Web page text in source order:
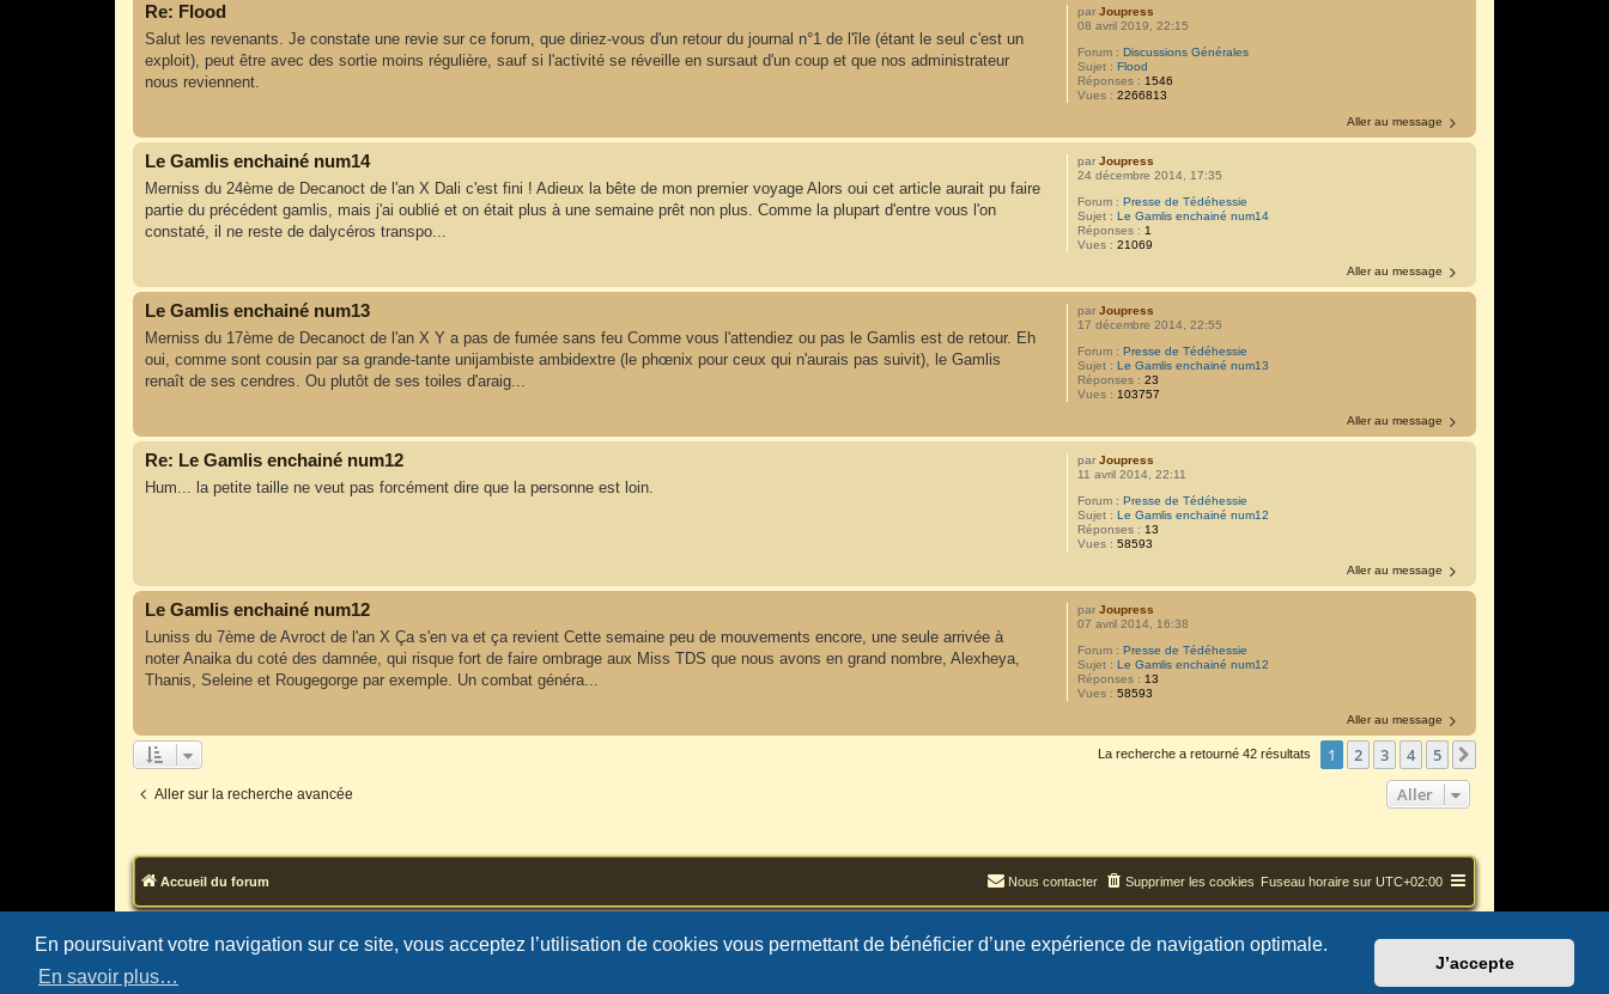
En poursuivant votre navigation sur ce site, vous acceptez l’utilisation de cookies vous permettant de bénéficier d’une expérience de navigation optimale.
En savoir plus…
J’accepte
parJoupress
08 avril 2019, 22:15
Forum :Discussions Générales
Sujet :Flood
Réponses : 1546
Vues :2266813
Re: Flood
Salut les revenants. Je constate une revie sur ce forum, que diriez-vous d'un retour du journal n°1 de l'île (étant le seul c'est un
exploit), peut être avec des sortie moins régulière, sauf si l'activité se réveille en sursaut d'un coup et que nos administrateur
nous reviennent.
Aller au message
parJoupress
24 décembre 2014, 17:35
Forum :Presse de Tédéhessie
Sujet :Le Gamlis enchainé num14
Réponses : 1
Vues :21069
Le Gamlis enchainé num14
Merniss du 24ème de Decanoct de l'an X Dali c'est fini ! Adieux la bête de mon premier voyage Alors oui cet article aurait pu faire
partie du précédent gamlis, mais j'ai oublié et on était plus à une semaine prêt non plus. Comme la plupart d'entre vous l'on
constaté, il ne reste de dalycéros transpo...
Aller au message
parJoupress
17 décembre 2014, 22:55
Forum :Presse de Tédéhessie
Sujet :Le Gamlis enchainé num13
Réponses :23
Vues : 103757
Le Gamlis enchainé num13
Merniss du 17ème de Decanoct de l'an X Y a pas de fumée sans feu Comme vous l'attendiez ou pas le Gamlis est de retour. Eh
oui, comme sont cousin par sa grande-tante unijambiste ambidextre (le phœnix pour ceux qui n'aurais pas suivit), le Gamlis
renaît de ses cendres. Ou plutôt de ses toiles d'araig...
Aller au message
parJoupress
11 avril 2014, 22:11
Forum :Presse de Tédéhessie
Sujet :Le Gamlis enchainé num12
Réponses : 13
Vues :58593
Re: Le Gamlis enchainé num12
Hum... la petite taille ne veut pas forcément dire que la personne est loin.
Aller au message
parJoupress
07 avril 2014, 16:38
Forum :Presse de Tédéhessie
Sujet :Le Gamlis enchainé num12
Réponses : 13
Vues :58593
Le Gamlis enchainé num12
Luniss du 7ème de Avroct de l'an X Ça s'en va et ça revient Cette semaine peu de mouvements encore, une seule arrivée à
noter Anaika du coté des damnée, qui risque fort de faire ombrage aux Miss TDS que nous avons en grand nombre, Alexheya,
Thanis, Seleine et Rougegorge par exemple. Un combat généra...
Aller au message
La recherche a retourné 42 résultats 1 2 3 4 5
Aller sur la recherche avancée Aller
Accueil du forum Fuseau horaire sur UTC+02:00
Supprimer les cookies
Nous contacter
Développé parphpBB ® Forum Software © phpBB Limited